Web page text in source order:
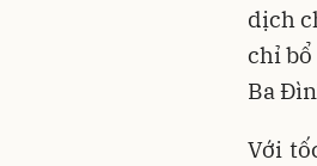
dịch
chỉ
Ba
Với